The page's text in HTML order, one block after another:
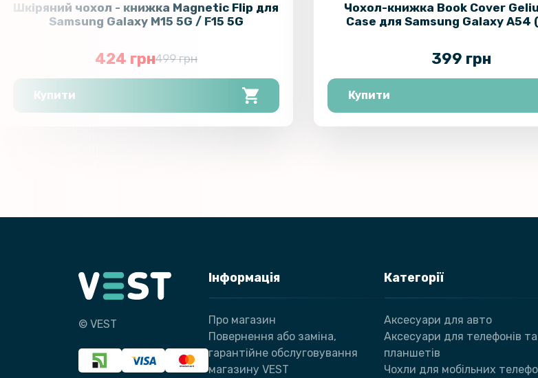
Шкіряний чохол - книжка Magnetic Flip для
Samsung Galaxy M15 5G / F15 5G
424 грн499 грн
Купити
Чохол-книжка Book Cover
Case для Samsung Galaxy A54
399 грн
Купити
© VEST
Інформація
Про магазин
Повернення або заміна,
гарантійне обслуговування
магазину VEST
Категорії
Аксесуари для авто
Аксесуари для телефонів та
планшетів
Чохли для мобільних